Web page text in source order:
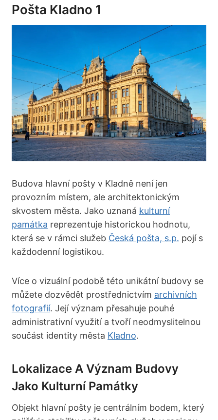
Pošta Kladno 1
Budova hlavní pošty v Kladně není jen
provozním místem, ale architektonickým
skvostem města. Jako uznaná kulturní
památka reprezentuje historickou hodnotu,
která se v rámci služeb Česká pošta, s.p. pojí s
každodenní logistikou.
Více o vizuální podobě této unikátní budovy se
můžete dozvědět prostřednictvím archivních
fotografií. Její význam přesahuje pouhé
administrativní využití a tvoří neodmyslitelnou
součást identity města Kladno.
Lokalizace A Význam Budovy
Jako Kulturní Památky
Objekt hlavní pošty je centrálním bodem, který